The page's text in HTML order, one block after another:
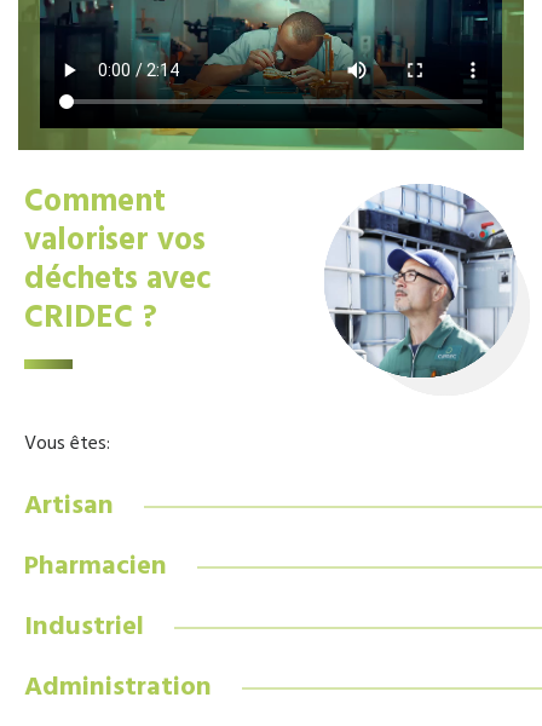
Comment
valoriser vos
déchets avec
CRIDEC ?
Vous êtes:
Artisan
Pharmacien
Industriel
Administration